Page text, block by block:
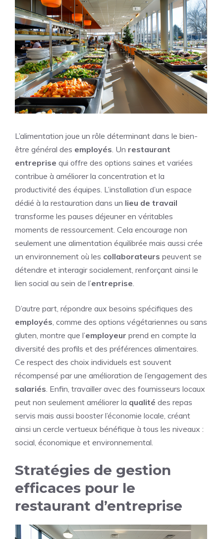
L’alimentation joue un rôle déterminant dans le bien-
être général des employés. Un restaurant
entreprise qui offre des options saines et variées
contribue à améliorer la concentration et la
productivité des équipes. L’installation d’un espace
dédié à la restauration dans un lieu de travail
transforme les pauses déjeuner en véritables
moments de ressourcement. Cela encourage non
seulement une alimentation équilibrée mais aussi crée
un environnement où les collaborateurs peuvent se
détendre et interagir socialement, renforçant ainsi le
lien social au sein de l’entreprise.
D’autre part, répondre aux besoins spécifiques des
employés, comme des options végétariennes ou sans
gluten, montre que l’employeur prend en compte la
diversité des profils et des préférences alimentaires.
Ce respect des choix individuels est souvent
récompensé par une amélioration de l’engagement des
salariés. Enfin, travailler avec des fournisseurs locaux
peut non seulement améliorer la qualité des repas
servis mais aussi booster l’économie locale, créant
ainsi un cercle vertueux bénéfique à tous les niveaux :
social, économique et environnemental.
Stratégies de gestion
efficaces pour le
restaurant d’entreprise